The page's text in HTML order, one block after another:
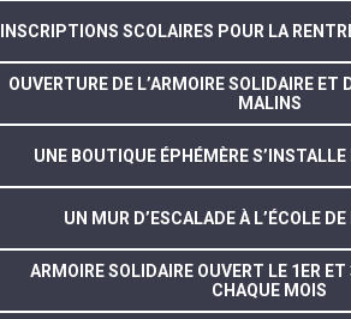
INSCRIPTIONS SCOLAIRES POUR LA
OUVERTURE DE L’ARMOIRE SOLIDAIRE ET
MALINS
UNE BOUTIQUE ÉPHÉMÈRE
UN MUR D’ESCALADE À L’ÉCOLE
ARMOIRE SOLIDAIRE OUVERT LE 1ER
CHAQUE MOIS